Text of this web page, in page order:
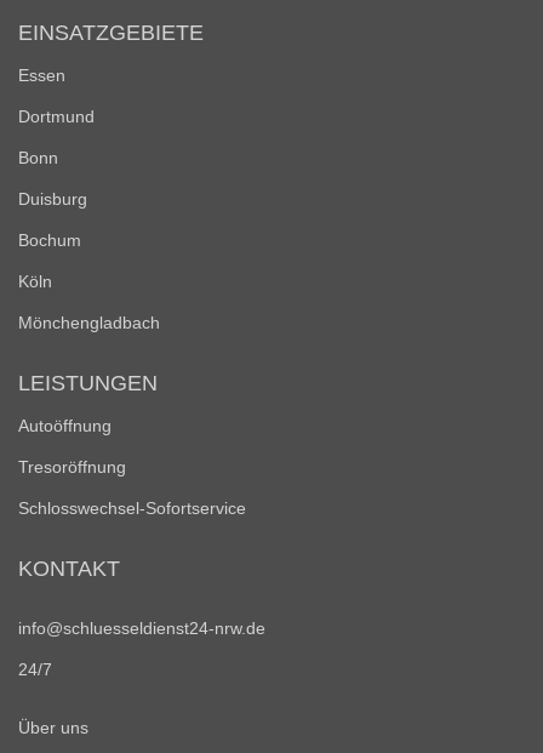
EINSATZGEBIETE
Essen
Dortmund
Bonn
Duisburg
Bochum
Köln
Mönchengladbach
LEISTUNGEN
Autoöffnung
Tresoröffnung
Schlosswechsel-Sofortservice
KONTAKT
info@schluesseldienst24-nrw.de
24/7
Über uns